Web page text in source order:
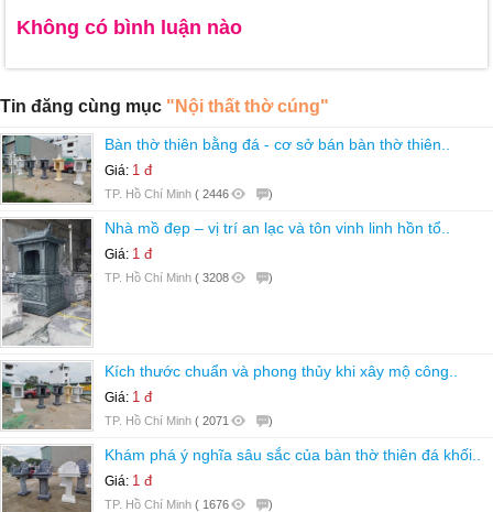
Không có bình luận nào
Tin đăng cùng mục "Nội thất thờ cúng"
Bàn thờ thiên bằng đá - cơ sở bán bàn thờ thiên..
Giá: 1 đ
TP. Hồ Chí Minh ( 2446 )
Nhà mồ đẹp – vị trí an lạc và tôn vinh linh hồn tổ..
Giá: 1 đ
TP. Hồ Chí Minh ( 3208 )
Kích thước chuẩn và phong thủy khi xây mộ công..
Giá: 1 đ
TP. Hồ Chí Minh ( 2071 )
Khám phá ý nghĩa sâu sắc của bàn thờ thiên đá khối..
Giá: 1 đ
TP. Hồ Chí Minh ( 1676 )